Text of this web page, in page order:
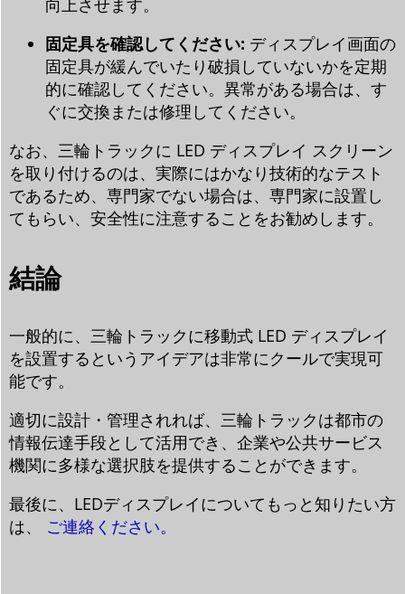
固定具を確認してください: ディスプレイ画面の
固定具が緩んでいたり破損していないかを定期
的に確認してください。異常がある場合は、す
ぐに交換または修理してください。
なお、三輪トラックに LED ディスプレイ スクリーン
を取り付けるのは、実際にはかなり技術的なテスト
であるため、専門家でない場合は、専門家に設置し
てもらい、安全性に注意することをお勧めします。
結論
一般的に、三輪トラックに移動式 LED ディスプレイ
を設置するというアイデアは非常にクールで実現可
能です。
適切に設計・管理されれば、三輪トラックは都市の
情報伝達手段として活用でき、企業や公共サービス
機関に多様な選択肢を提供することができます。
最後に、LEDディスプレイについてもっと知りたい方
は、 ご連絡ください。